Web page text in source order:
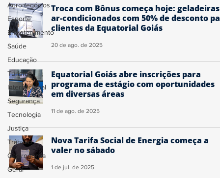
Agronegócios
Esporte
Entretenimento
Saúde
Educação
Turismo
Internacional
Segurança
Tecnologia
Justiça
Trânsito
Gastronomia
Geral
Troca com Bônus começa hoje:
ar-condicionados com 50% de desconto
clientes da Equatorial Goiás
20 de ago. de 2025
Equatorial Goiás abre inscrições para
programa de estágio com oportunidades
em diversas áreas
11 de ago. de 2025
Nova Tarifa Social de Energia começa a
valer no sábado
1 de jul. de 2025